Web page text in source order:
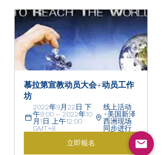
慕拉第宣教动员大会+动员工作
坊
2022年9月22日 下
午9:00 – 2022年10
月1日 上午12:00
GMT+8
线上活动
+美国新泽
西洲现场
同步进行
立即報名